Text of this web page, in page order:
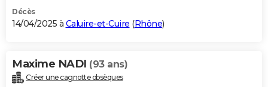
Décès
14/04/2025 à Caluire-et-Cuire (Rhône)
Maxime NADI (93 ans)
Créer une cagnotte obsèques